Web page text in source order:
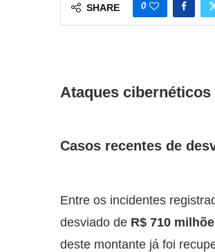
SHARE 0
Ataques
Casos recentes de
Entre os incidentes
desviado de R$ 710
deste montante já foi